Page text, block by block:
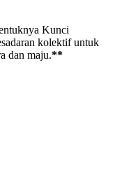
Kunci
kolektif untuk
dan maju.**